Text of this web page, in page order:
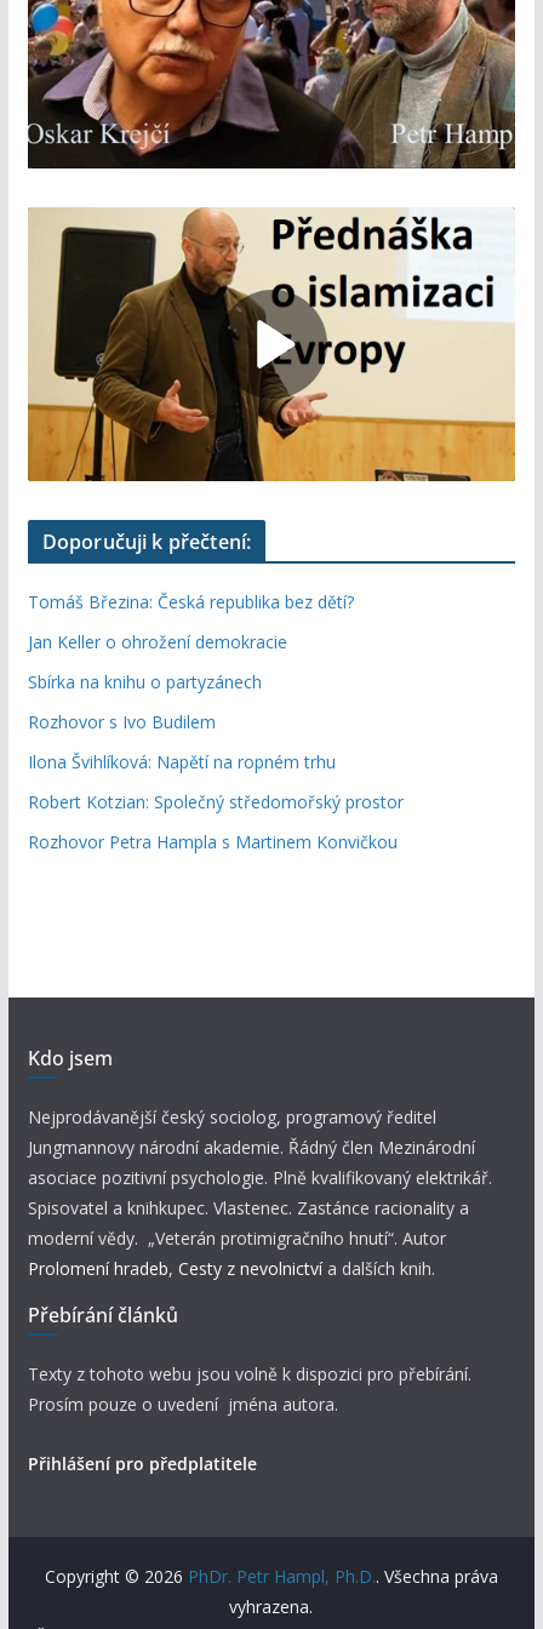
Doporučuji k přečtení:
Tomáš Březina: Česká republika bez dětí?
Jan Keller o ohrožení demokracie
Sbírka na knihu o partyzánech
Rozhovor s Ivo Budilem
Ilona Švihlíková: Napětí na ropném trhu
Robert Kotzian: Společný středomořský prostor
Rozhovor Petra Hampla s Martinem Konvičkou
Kdo jsem
Nejprodávanější český sociolog, programový ředitel
Jungmannovy národní akademie. Řádný člen Mezinárodní
asociace pozitivní psychologie. Plně kvalifikovaný elektrikář.
Spisovatel a knihkupec. Vlastenec. Zastánce racionality a
moderní vědy. „Veterán protimigračního hnutí“. Autor
Prolomení hradeb, Cesty z nevolnictví a dalších knih.
Přebírání článků
Texty z tohoto webu jsou volně k dispozici pro přebírání.
Prosím pouze o uvedení jména autora.
Přihlášení pro předplatitele
Copyright © 2026 PhDr. Petr Hampl, Ph.D.. Všechna práva
vyhrazena.